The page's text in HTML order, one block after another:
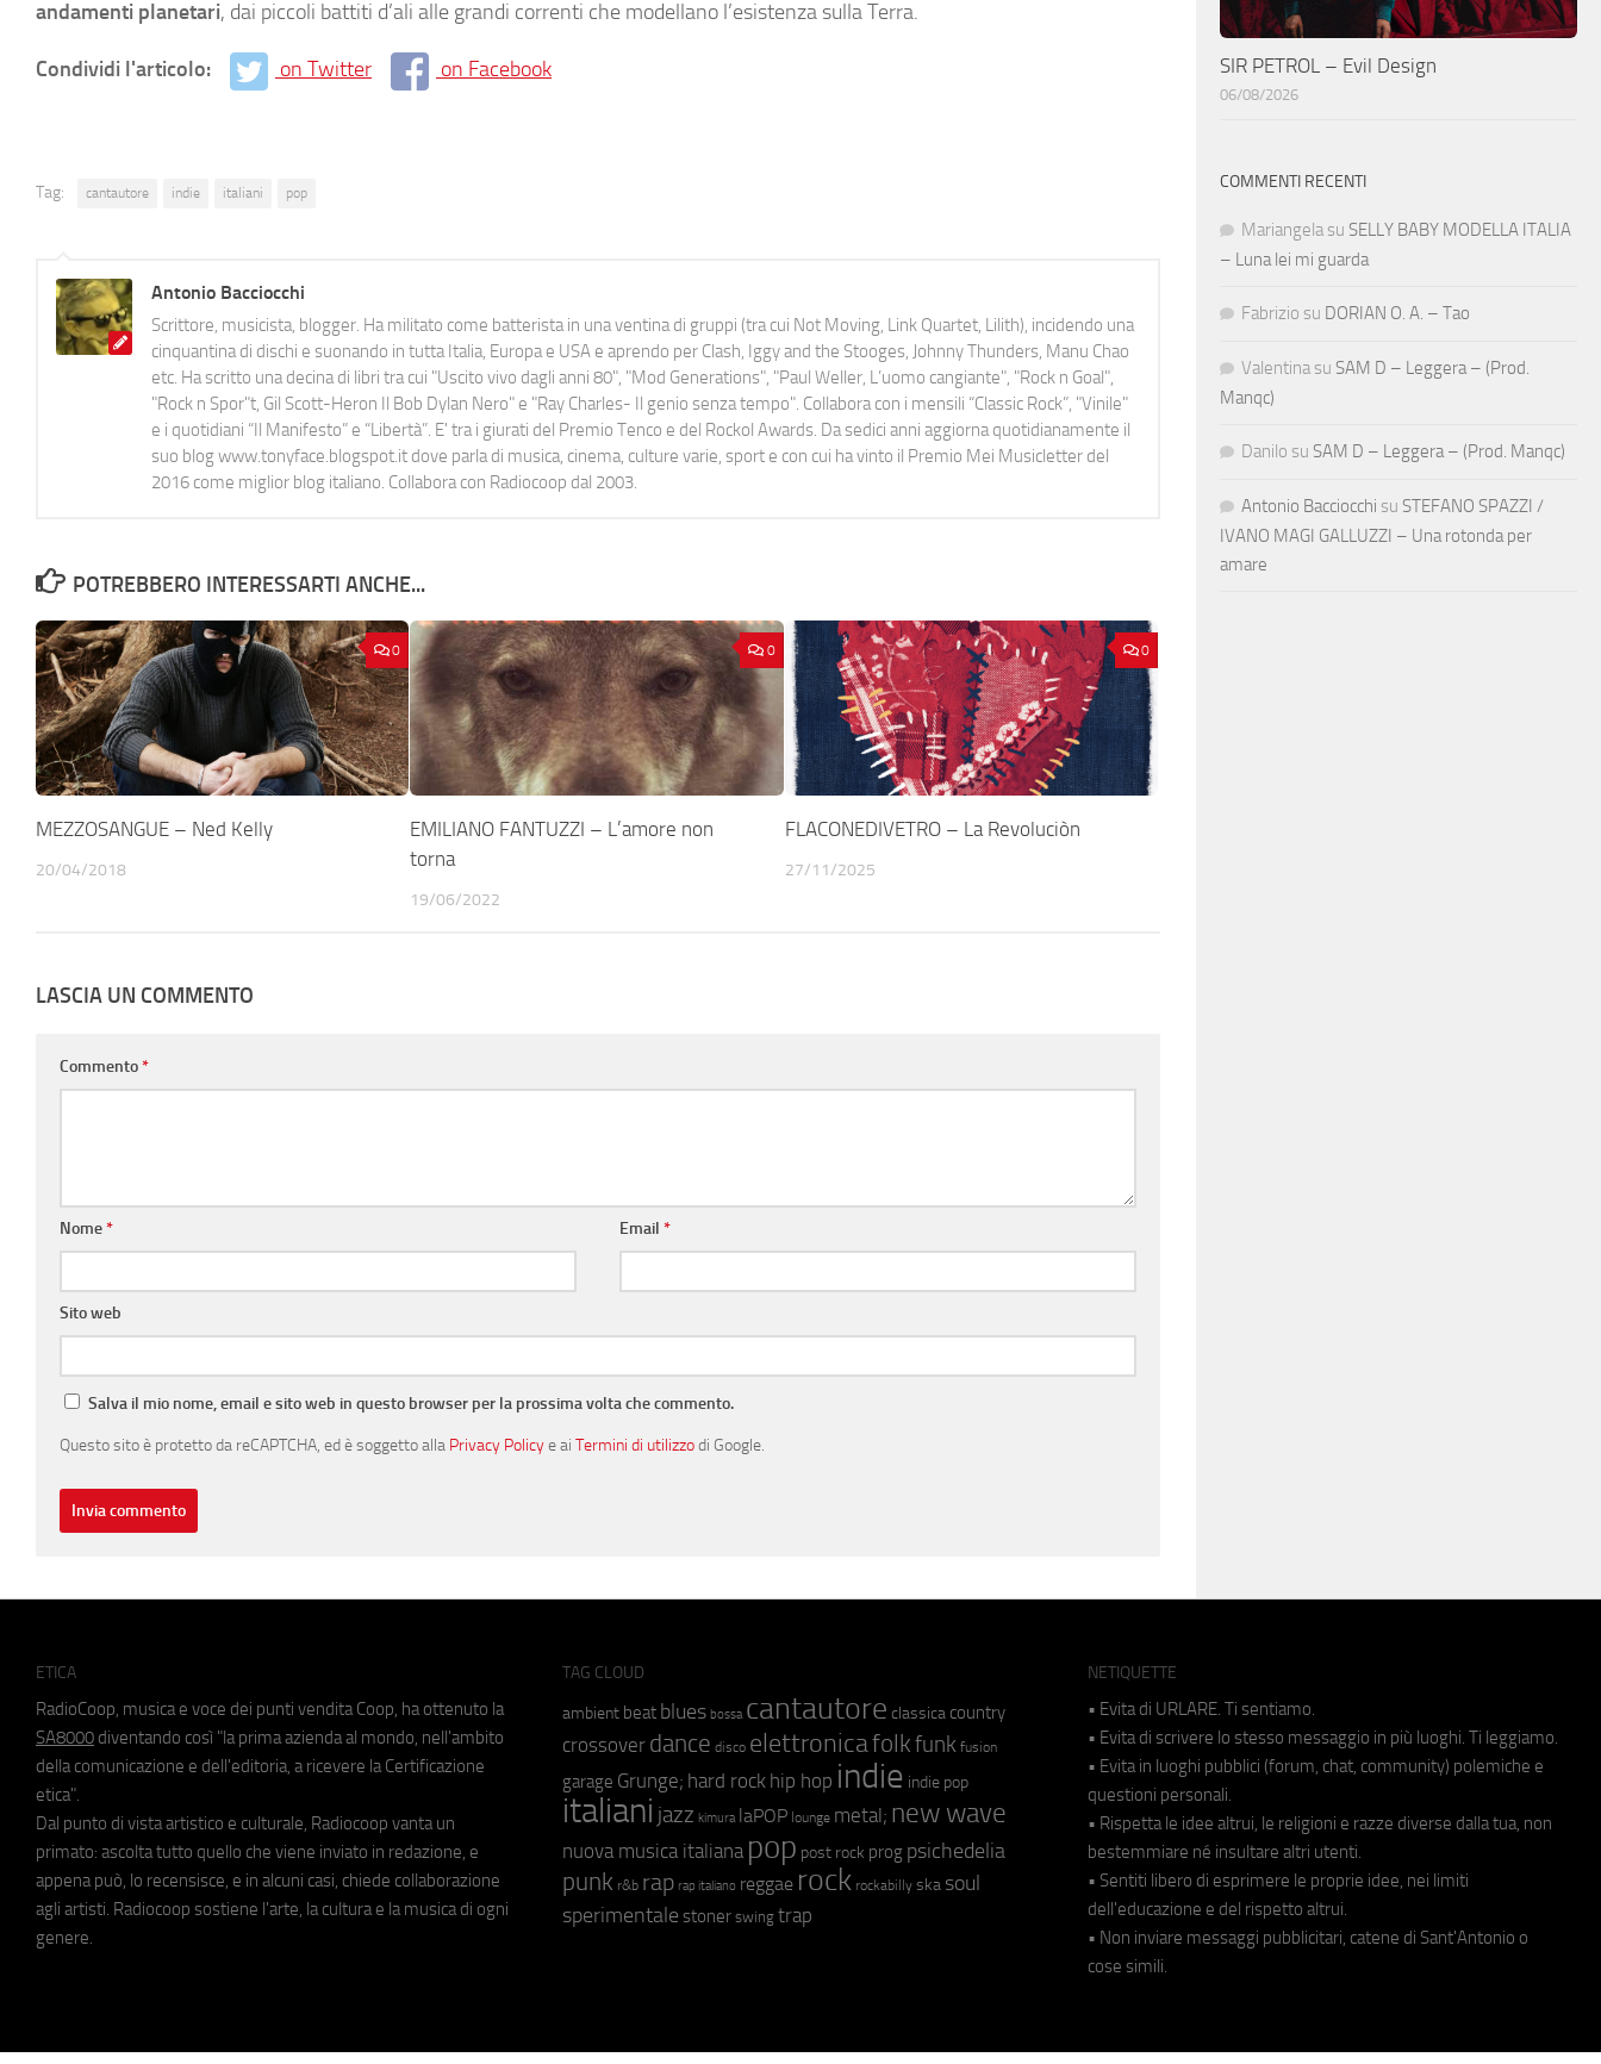
andamenti planetari, dai piccoli battiti d’ali alle grandi correnti che modellano l’esistenza sulla Terra.
Condividi l'articolo: on Twitter on Facebook
Tag: cantautore indie italiani pop
Antonio Bacciocchi
Scrittore, musicista, blogger. Ha militato come batterista in una ventina di gruppi (tra cui Not Moving, Link Quartet, Lilith), incidendo una
cinquantina di dischi e suonando in tutta Italia, Europa e USA e aprendo per Clash, Iggy and the Stooges, Johnny Thunders, Manu Chao
etc. Ha scritto una decina di libri tra cui "Uscito vivo dagli anni 80", "Mod Generations", "Paul Weller, L’uomo cangiante", "Rock n Goal",
"Rock n Spor"t, Gil Scott-Heron Il Bob Dylan Nero" e "Ray Charles- Il genio senza tempo". Collabora con i mensili “Classic Rock”, "Vinile"
e i quotidiani “Il Manifesto” e “Libertà”. E' tra i giurati del Premio Tenco e del Rockol Awards. Da sedici anni aggiorna quotidianamente il
suo blog www.tonyface.blogspot.it dove parla di musica, cinema, culture varie, sport e con cui ha vinto il Premio Mei Musicletter del
2016 come miglior blog italiano. Collabora con Radiocoop dal 2003.
POTREBBERO INTERESSARTI ANCHE...
0
MEZZOSANGUE – Ned Kelly
20/04/2018
0
EMILIANO FANTUZZI – L’amore non
torna
19/06/2022
0
FLACONEDIVETRO – La Revoluciòn
27/11/2025
LASCIA UN COMMENTO
Commento*
Nome* Email*
Sito web
Salva il mio nome, email e sito web in questo browser per la prossima volta che commento.
Questo sito è protetto da reCAPTCHA, ed è soggetto alla Privacy Policye ai Termini di utilizzodi Google.
SIR PETROL – Evil Design
06/08/2026
COMMENTI RECENTI
Mariangela su SELLY BABY MODELLA ITALIA
– Luna lei mi guarda
Fabrizio su DORIAN O. A. – Tao
Valentina su SAM D – Leggera – (Prod.
Manqc)
Danilo su SAM D – Leggera – (Prod. Manqc)
Antonio Bacciocchi su STEFANO SPAZZI /
IVANO MAGI GALLUZZI – Una rotonda per
amare
ETICA
RadioCoop, musica e voce dei punti vendita Coop, ha ottenuto la
SA8000 diventando così "la prima azienda al mondo, nell'ambito
della comunicazione e dell'editoria, a ricevere la Certificazione
etica".
Dal punto di vista artistico e culturale, Radiocoop vanta un
primato: ascolta tutto quello che viene inviato in redazione, e
appena può, lo recensisce, e in alcuni casi, chiede collaborazione
agli artisti. Radiocoop sostiene l'arte, la cultura e la musica di ogni
genere.
TAG CLOUD
ambient beat blues bossa cantautore classica country
crossover dance disco elettronicafolkfunk fusion
garage Grunge; hard rock hip hop indie indie pop
italiani jazz kimura laPOP lounge metal; new wave
nuova musica italiana pop post rock prog psichedelia
punk r&b rap rap italiano reggae rock rockabilly ska soul
sperimentale stoner swing trap
NETIQUETTE
• Evita di URLARE. Ti sentiamo.
• Evita di scrivere lo stesso messaggio in più luoghi. Ti leggiamo.
• Evita in luoghi pubblici (forum, chat, community) polemiche e
questioni personali.
• Rispetta le idee altrui, le religioni e razze diverse dalla tua, non
bestemmiare né insultare altri utenti.
• Sentiti libero di esprimere le proprie idee, nei limiti
dell'educazione e del rispetto altrui.
• Non inviare messaggi pubblicitari, catene di Sant'Antonio o
cose simili.